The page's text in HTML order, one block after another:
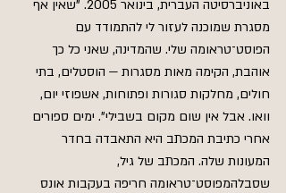
באוניברסיטה העברית, בינואר 2005. "שאין אף
מסגרת שמוכנה לעזור לי להתמודד עם
הפוסט־טראומה שלי. שהמדינה, שאני כל כך
אוהבת, הקימה מאות מסגרות — הוסטלים, בתי
חולים, מחלקות סגורות ופתוחות, אשפוזי יום,
וואו. אבל אין שום מקום בשבילי". ימים ספורים
אחרי כתיבת המכתב היא התאבדה בחדר
המעונות שלה. המכתב של גיל,
שסבלהמפוסט־טראומה חריפה בעקבות אונס